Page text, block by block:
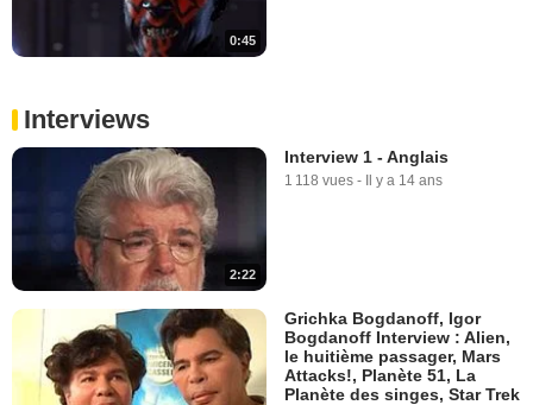
0:45
Interviews
2:22
Interview 1 - Anglais
1 118 vues - Il y a 14 ans
Grichka Bogdanoff, Igor
Bogdanoff Interview : Alien,
le huitième passager, Mars
Attacks!, Planète 51, La
Planète des singes, Star Trek